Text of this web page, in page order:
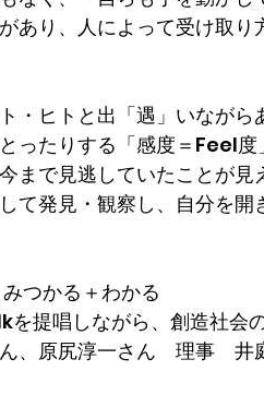
あり、人によって受け取り
・ヒトと出「遇​」いながら
ったりする「感度＝Feel
まで見逃していたことが
て発見・観察し、自分を
つかる＋わかる
提唱しながら、創造社会
、原尻淳一さん　理事　井